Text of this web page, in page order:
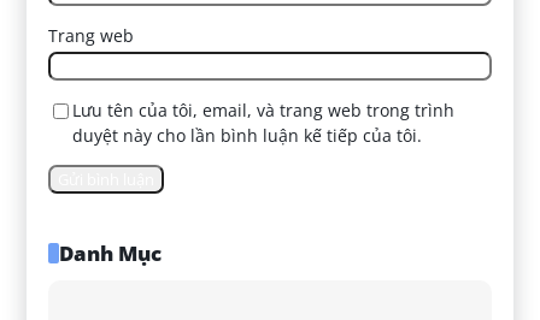
Trang web
Lưu tên của tôi, email, và trang web trong trình
duyệt này cho lần bình luận kế tiếp của tôi.
Danh Mục